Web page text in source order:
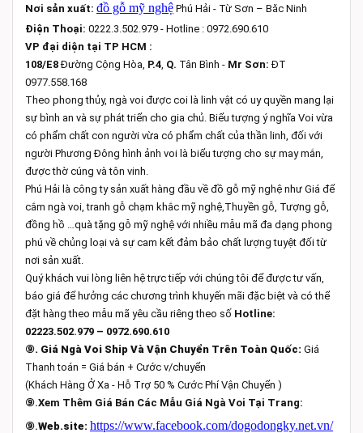
Nơi sản xuất: đồ gỗ mỹ nghệ Phú Hải - Từ Sơn – Băc Ninh
Điện Thoại: 0222.3.502.979 - Hotline : 0972.690.610
VP đại diện tại TP HCM :
108/E8Đường Cộng Hòa, P.4, Q. Tân Bình - Mr Sơn:ĐT
0977.558.168
Theo phong thủy, ngà voi được coi là linh vật có uy quyền mang lại
sự bình an và sự phát triển cho gia chủ. Biểu tượng ý nghĩa Voi vừa
có phẩm chất con người vừa có phẩm chất của thần linh, đối với
người Phương Đông hình ảnh voi là biểu tượng cho sự may mắn,
được thờ cúng và tôn vinh.
Phú Hải là công ty sản xuất hàng đầu về đồ gỗ mỹ nghệ như Giá để
cắm ngà voi, tranh gỗ chạm khắc mỹ nghệ,Thuyền gỗ, Tượng gỗ,
đồng hồ …quà tặng gỗ mỹ nghệ với nhiều mẫu mã đa dạng phong
phú về chủng loại và sự cam kết đảm bảo chất lượng tuyệt đối từ
nơi sản xuất.
Quý khách vui lòng liên hệ trực tiếp với chúng tôi để được tư vấn,
báo giá để hưởng các chương trình khuyến mãi đặc biệt và có thể
đặt hàng theo mẫu mã yêu cầu riêng theo số Hotline:
02223.502.979 – 0972.690.610
⑨. Giá Ngà Voi Ship Và Vận Chuyển Trên Toàn Quốc: Giá
Thanh toán = Giá bán + Cước v/chuyển
(Khách Hàng Ở Xa - Hỗ Trợ 50 % Cước Phí Vận Chuyển )
⑨.Xem Thêm Giá Bán Các Mẫu Giá Ngà Voi Tại Trang:
⑨.Web.site: https://www.facebook.com/dogodongky.net.vn/